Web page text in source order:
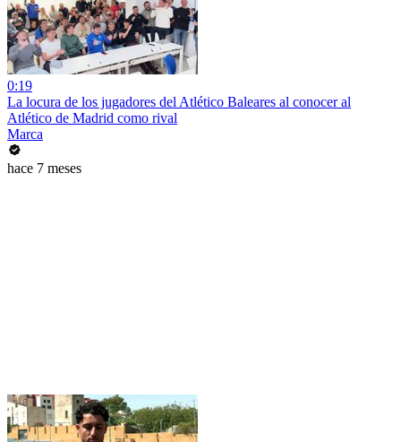
0:19
La locura de los jugadores del Atlético Baleares al conocer al
Atlético de Madrid como rival
Marca
hace 7 meses